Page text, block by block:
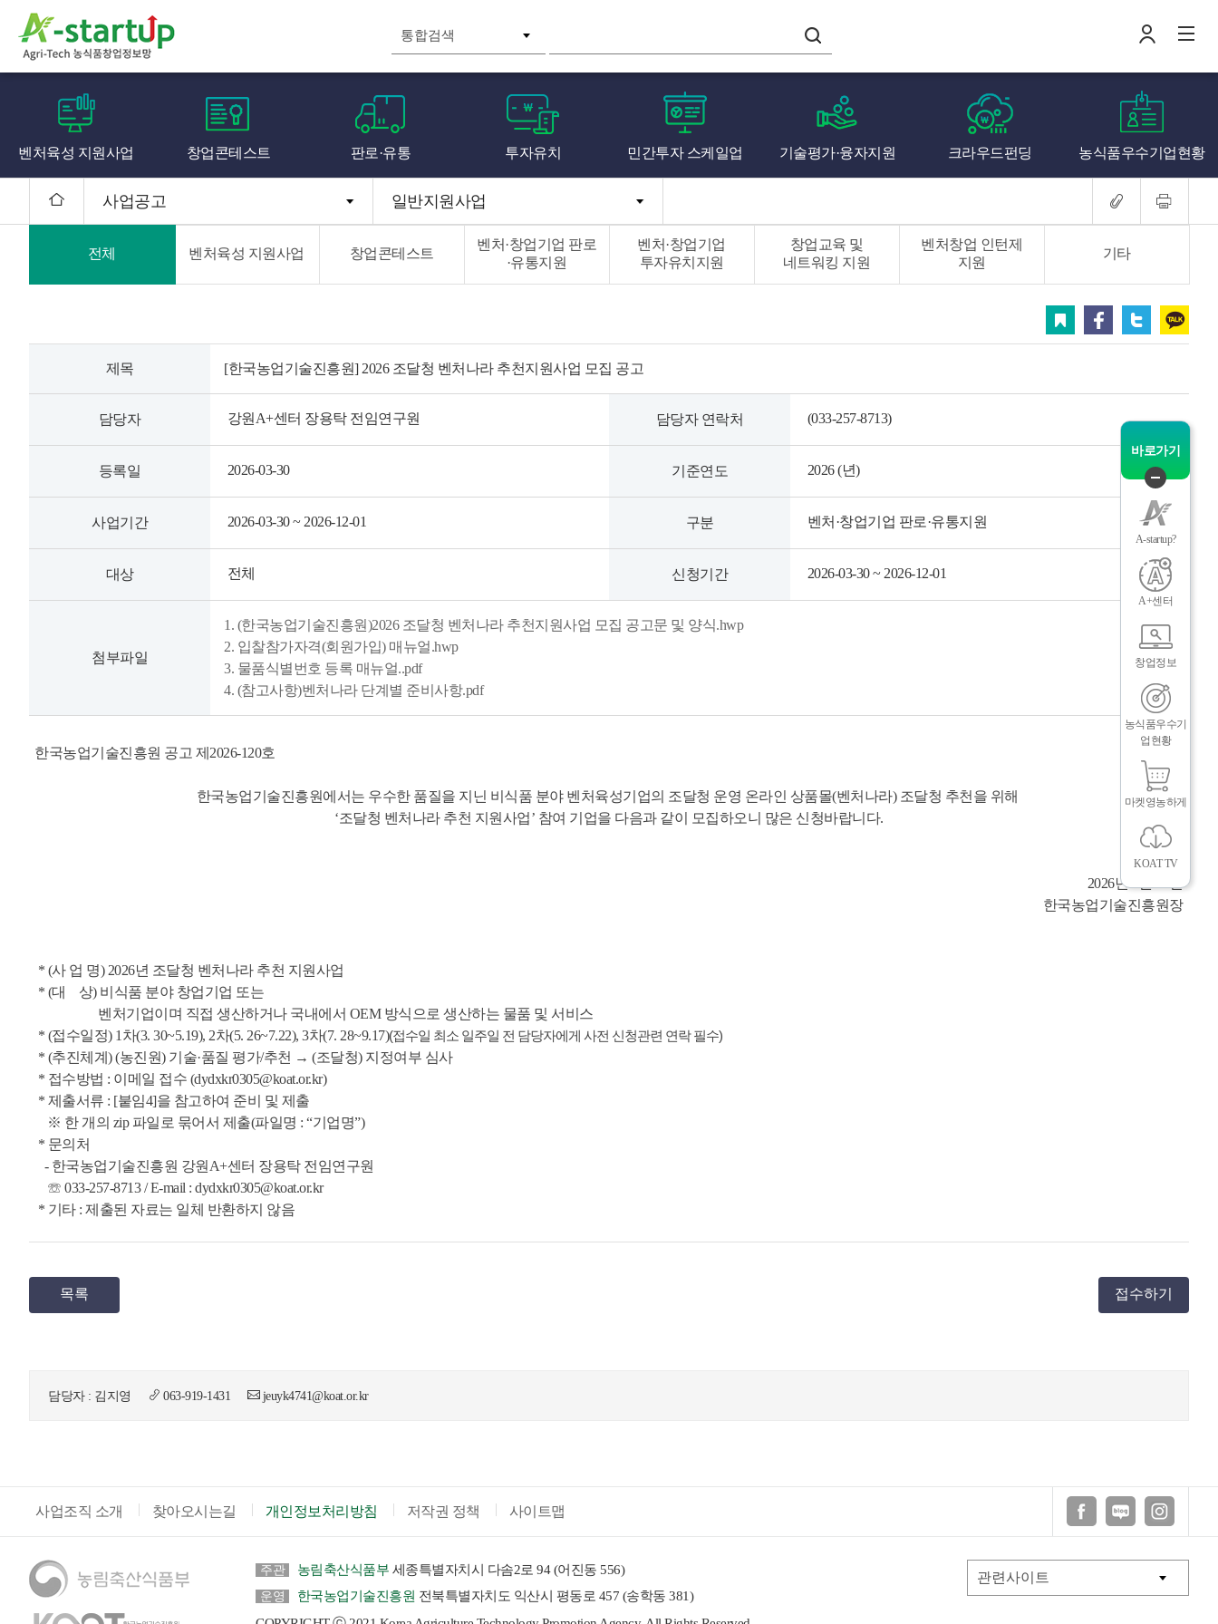
로
인
전
체
나의창업일지
벤처육성 지원사업 창업콘테스트 판로·유통 투자유치 민간투자 스케일업 기술평가·융자지원 크라우드펀딩 농식품우수기업현황
사업공고 일반지원사업
전체 벤처육성 지원사업 창업콘테스트
벤처·창업기업 판로
·유통지원
벤처·창업기업
투자유치지원
창업교육 및
네트워킹 지원
벤처창업 인턴제
지원
기타
트위터 카카오
제목 [한국농업기술진흥원] 2026 조달청 벤처나라 추천지원사업 모집 공고
담당자 강원A+센터 장용탁 전임연구원 담당자 연락처 (033-257-8713)
등록일 2026-03-30 기준연도 2026 (년)
사업기간 2026-03-30 ~ 2026-12-01 구분 벤처·창업기업 판로·유통지원
대상 전체 신청기간 2026-03-30 ~ 2026-12-01
첨부파일
1. (한국농업기술진흥원)2026 조달청 벤처나라 추천지원사업 모집 공고문 및 양식.hwp
2. 입찰참가자격(회원가입) 매뉴얼.hwp
3. 물품식별번호 등록 매뉴얼..pdf
4. (참고사항)벤처나라 단계별 준비사항.pdf
한국농업기술진흥원 공고 제2026-120호
한국농업기술진흥원에서는 우수한 품질을 지닌 비식품 분야 벤처육성기업의 조달청 운영 온라인 상품몰(벤처나라) 조달청 추천을 위해
‘조달청 벤처나라 추천 지원사업’ 참여 기업을 다음과 같이 모집하오니 많은 신청바랍니다.
2026년 3월 30일
한국농업기술진흥원장
* (사 업 명) 2026년 조달청 벤처나라 추천 지원사업
* (대 상) 비식품 분야 창업기업 또는
벤처기업이며 직접 생산하거나 국내에서 OEM 방식으로 생산하는 물품 및 서비스
* (접수일정) 1차(3. 30~5.19), 2차(5. 26~7.22), 3차(7. 28~9.17)(접수일 최소 일주일 전 담당자에게 사전 신청관련 연락 필수)
* (추진체계) (농진원) 기술·품질 평가/추천 → (조달청) 지정여부 심사
* 접수방법 : 이메일 접수 (dydxkr0305@koat.or.kr)
* 제출서류 : [붙임4]을 참고하여 준비 및 제출
※ 한 개의 zip 파일로 묶어서 제출(파일명 : “기업명”)
* 문의처
- 한국농업기술진흥원 강원A+센터 장용탁 전임연구원
☏ 033-257-8713 / E-mail : dydxkr0305@koat.or.kr
* 기타 : 제출된 자료는 일체 반환하지 않음
목록 접수하기
담당자 : 김지영 063-919-1431 jeuyk4741@koat.or.kr
사업조직 소개 찾아오시는길 개인정보처리방침 저작권 정책 사이트맵
주관 농림축산식품부 세종특별자치시 다솜2로 94 (어진동 556)
운영 한국농업기술진흥원 전북특별자치도 익산시 평동로 457 (송학동 381)
바로가기
퀵
메
뉴
닫
기
A-startup?
A+센터
창업정보
농식품우수기
업현황
마켓영농하게
KOAT TV